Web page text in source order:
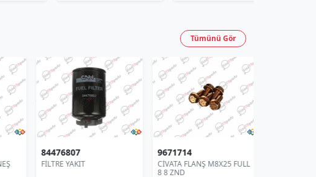
Tümünü Gör
9968076
DİŞLİ-REDÜKTÖR GÜNEŞ
84476807
FİLTRE YAKIT